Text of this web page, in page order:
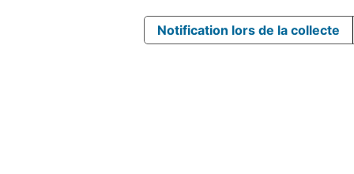
Notification lors de la collecte